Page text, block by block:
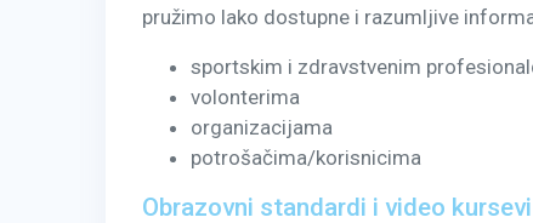
pružimo lako dostupne i razumljive
sportskim i zdravstvenim
volonterima
organizacijama
potrošačima/korisnicima
Obrazovni standardi i video